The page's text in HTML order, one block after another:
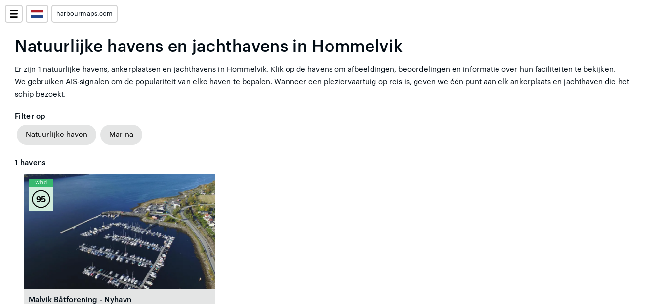
harbourmaps.com
Natuurlijke havens en jachthavens in Hommelvik
Er zijn 1 natuurlijke havens, ankerplaatsen en jachthavens in Hommelvik. Klik op de havens om afbeeldingen, beoordelingen en informatie over hun faciliteiten te bekijken.
We gebruiken AIS-signalen om de populariteit van elke haven te bepalen. Wanneer een pleziervaartuig op reis is, geven we één punt aan elk ankerplaats en jachthaven die het
schip bezoekt.
Filter op
Natuurlijke haven Marina
1 havens
Wind
95
Malvik Båtforening - Nyhavn